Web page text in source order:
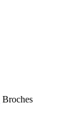
Broches